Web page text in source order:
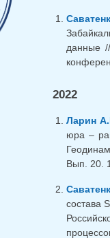
данные
2022
Ларин
юра –
Вып. 20.
состава